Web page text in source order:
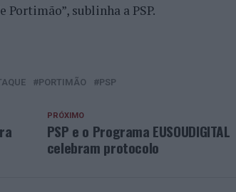
sublinha a PSP.
PORTIMÃO PSP
PRÓXIMO
PSP e o Programa EUSOUDIGITAL
celebram protocolo